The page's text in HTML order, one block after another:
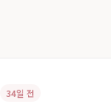
34일 전